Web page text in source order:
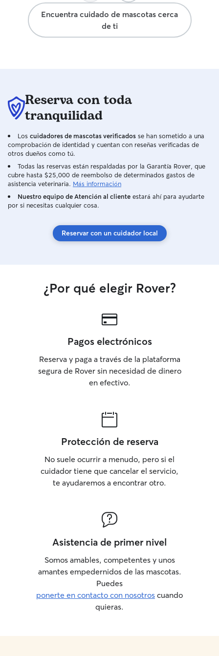
Encuentra cuidado de mascotas cerca
de ti
Reserva con toda
tranquilidad
Los cuidadores de mascotas verificados se han sometido a una
comprobación de identidad y cuentan con reseñas verificadas de
otros dueños como tú.
Todas las reservas están respaldadas por la Garantía Rover, que
cubre hasta $25,000 de reembolso de determinados gastos de
asistencia veterinaria. Más información
Nuestro equipo de Atención al cliente estará ahí para ayudarte
por si necesitas cualquier cosa.
Reservar con un cuidador local
¿Por qué elegir Rover?
Pagos electrónicos
Reserva y paga a través de la plataforma
segura de Rover sin necesidad de dinero
en efectivo.
Protección de reserva
No suele ocurrir a menudo, pero si el
cuidador tiene que cancelar el servicio,
te ayudaremos a encontrar otro.
Asistencia de primer nivel
Somos amables, competentes y unos
amantes empedernidos de las mascotas.
Puedes
ponerte en contacto con nosotros cuando
quieras.